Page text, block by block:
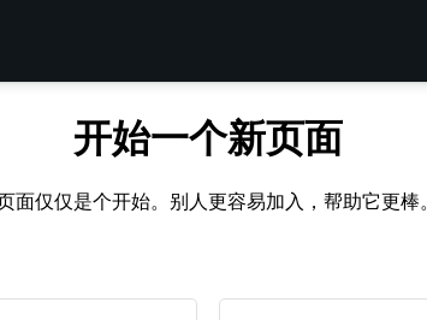
开始一个新页面
面仅仅是个开始。别人更容易加入，帮助它更棒。